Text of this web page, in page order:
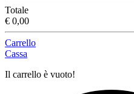
Totale
€ 0,00
Carrello
Cassa
Il carrello è vuoto!